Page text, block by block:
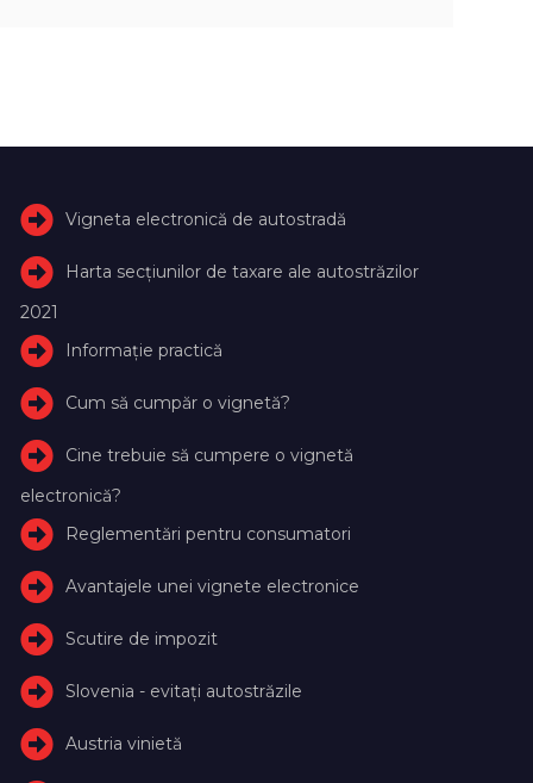
Vigneta electronică de autostradă
Harta secțiunilor de taxare ale autostrăzilor
2021
Informație practică
Cum să cumpăr o vignetă?
Cine trebuie să cumpere o vignetă
electronică?
Reglementări pentru consumatori
Avantajele unei vignete electronice
Scutire de impozit
Slovenia - evitați autostrăzile
Austria vinietă